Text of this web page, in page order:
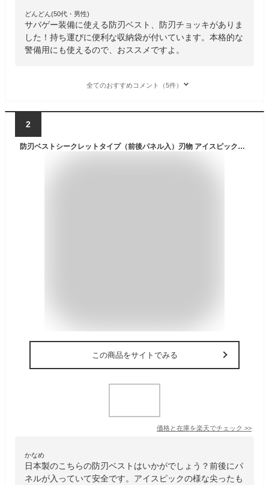
どんどん(50代・男性)
サバゲー装備に使える防刃ベスト、防刃チョッキがありま
した！持ち運びに便利な収納袋が付いています。本格的な
警備用にも使えるので、おススメですよ。
全てのおすすめコメント（5件）
2
防刃ベストシークレットタイプ（前後パネル入）刃物 アイスピック対応インナータイプ チョッキ日本製
この商品をサイトでみる
価格と在庫を楽天でチェック >>
かなめ
日本製のこちらの防刃ベストはいかがでしょう？前後にパ
ネルが入っていて安全です。アイスピックの様な尖ったも